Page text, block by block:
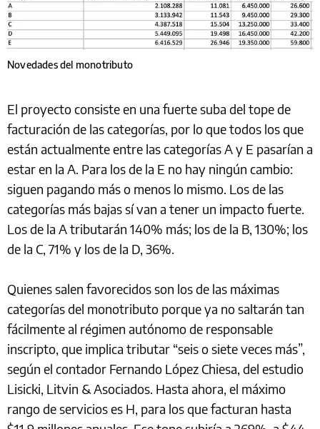
Novedades del monotributo
El proyecto consiste en una fuerte suba del tope de
facturación de las categorías, por lo que todos los que
están actualmente entre las categorías A y E pasarían a
estar en la A. Para los de la E no hay ningún cambio:
siguen pagando más o menos lo mismo. Los de las
categorías más bajas sí van a tener un impacto fuerte.
Los de la A tributarán 140% más; los de la B, 130%; los
de la C, 71% y los de la D, 36%.
Quienes salen favorecidos son los de las máximas
categorías del monotributo porque ya no saltarán tan
fácilmente al régimen autónomo de responsable
inscripto, que implica tributar “seis o siete veces más”,
según el contador Fernando López Chiesa, del estudio
Lisicki, Litvin & Asociados. Hasta ahora, el máximo
rango de servicios es H, para los que facturan hasta